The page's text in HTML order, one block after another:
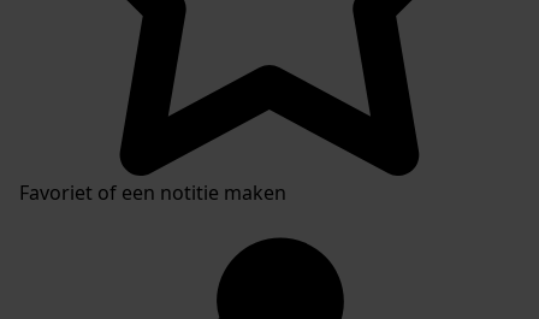
Favoriet of een notitie maken